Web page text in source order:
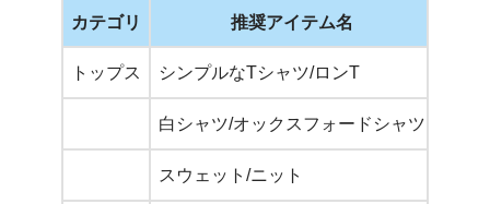
カテゴリ 推奨アイテム名
トップス シンプルなTシャツ/ロンT
白シャツ/オックスフォードシャツ
スウェット/ニット